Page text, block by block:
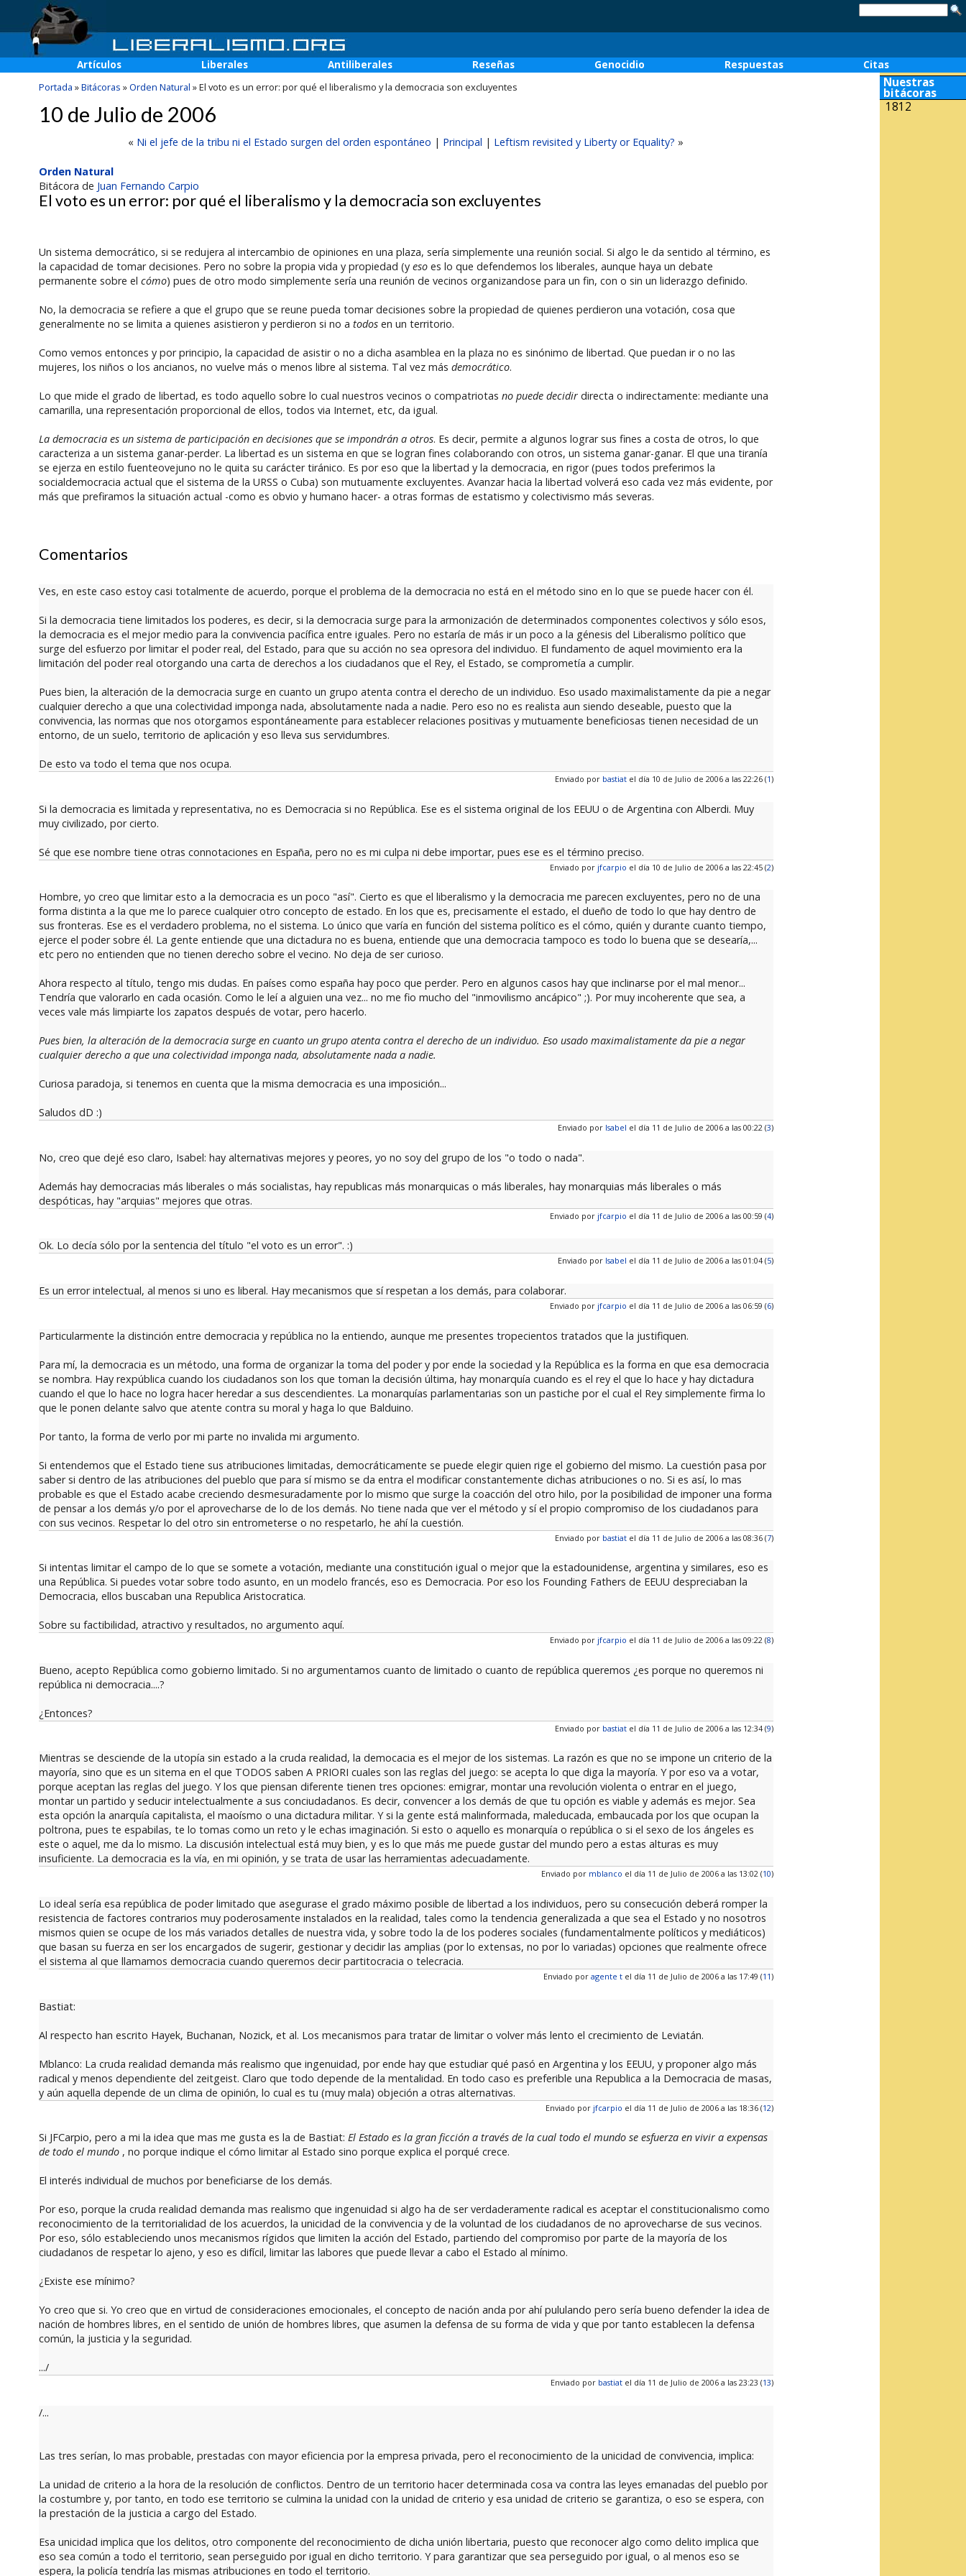
Artículos Liberales Antiliberales Reseñas Genocidio Respuestas
Citas
Portada »Bitácoras »Orden Natural »El voto es un error: por qué el liberalismo y la democracia son excluyentes
10 de Julio de 2006
« Ni el jefe de la tribu ni el Estado surgen del orden espontáneo | Principal | Leftism revisited y Liberty or Equality? »
Orden Natural
Bitácora de Juan Fernando Carpio
El voto es un error: por qué el liberalismo y la democracia son excluyentes
Un sistema democrático, si se redujera al intercambio de opiniones en una plaza, sería simplemente una reunión social. Si algo le da sentido al término, es
la capacidad de tomar decisiones. Pero no sobre la propia vida y propiedad (y esoes lo que defendemos los liberales, aunque haya un debate
permanente sobre el cómo) pues de otro modo simplemente sería una reunión de vecinos organizandose para un fin, con o sin un liderazgo definido.
No, la democracia se refiere a que el grupo que se reune pueda tomar decisiones sobre la propiedad de quienes perdieron una votación, cosa que
generalmente no se limita a quienes asistieron y perdieron si no a todosen un territorio.
Como vemos entonces y por principio, la capacidad de asistir o no a dicha asamblea en la plaza no es sinónimo de libertad. Que puedan ir o no las
mujeres, los niños o los ancianos, no vuelve más o menos libre al sistema. Tal vez más democrático.
Lo que mide el grado de libertad, es todo aquello sobre lo cual nuestros vecinos o compatriotas no puede decidirdirecta o indirectamente: mediante una
camarilla, una representación proporcional de ellos, todos via Internet, etc, da igual.
La democracia es un sistema de participación en decisiones que se impondrán a otros. Es decir, permite a algunos lograr sus fines a costa de otros, lo que
caracteriza a un sistema ganar-perder. La libertad es un sistema en que se logran fines colaborando con otros, un sistema ganar-ganar. El que una tiranía
se ejerza en estilo fuenteovejuno no le quita su carácter tiránico. Es por eso que la libertad y la democracia, en rigor (pues todos preferimos la
socialdemocracia actual que el sistema de la URSS o Cuba) son mutuamente excluyentes. Avanzar hacia la libertad volverá eso cada vez más evidente, por
más que prefiramos la situación actual -como es obvio y humano hacer- a otras formas de estatismo y colectivismo más severas.
Comentarios
Ves, en este caso estoy casi totalmente de acuerdo, porque el problema de la democracia no está en el método sino en lo que se puede hacer con él.
Si la democracia tiene limitados los poderes, es decir, si la democracia surge para la armonización de determinados componentes colectivos y sólo esos,
la democracia es el mejor medio para la convivencia pacífica entre iguales. Pero no estaría de más ir un poco a la génesis del Liberalismo político que
surge del esfuerzo por limitar el poder real, del Estado, para que su acción no sea opresora del individuo. El fundamento de aquel movimiento era la
limitación del poder real otorgando una carta de derechos a los ciudadanos que el Rey, el Estado, se comprometía a cumplir.
Pues bien, la alteración de la democracia surge en cuanto un grupo atenta contra el derecho de un individuo. Eso usado maximalistamente da pie a negar
cualquier derecho a que una colectividad imponga nada, absolutamente nada a nadie. Pero eso no es realista aun siendo deseable, puesto que la
convivencia, las normas que nos otorgamos espontáneamente para establecer relaciones positivas y mutuamente beneficiosas tienen necesidad de un
entorno, de un suelo, territorio de aplicación y eso lleva sus servidumbres.
De esto va todo el tema que nos ocupa.
Enviado por bastiat el día 10 de Julio de 2006 a las 22:26 (1)
Si la democracia es limitada y representativa, no es Democracia si no República. Ese es el sistema original de los EEUU o de Argentina con Alberdi. Muy
muy civilizado, por cierto.
Sé que ese nombre tiene otras connotaciones en España, pero no es mi culpa ni debe importar, pues ese es el término preciso.
Enviado por jfcarpio el día 10 de Julio de 2006 a las 22:45 (2)
Hombre, yo creo que limitar esto a la democracia es un poco "así". Cierto es que el liberalismo y la democracia me parecen excluyentes, pero no de una
forma distinta a la que me lo parece cualquier otro concepto de estado. En los que es, precisamente el estado, el dueño de todo lo que hay dentro de
sus fronteras. Ese es el verdadero problema, no el sistema. Lo único que varía en función del sistema político es el cómo, quién y durante cuanto tiempo,
ejerce el poder sobre él. La gente entiende que una dictadura no es buena, entiende que una democracia tampoco es todo lo buena que se desearía,...
etc pero no entienden que no tienen derecho sobre el vecino. No deja de ser curioso.
Ahora respecto al título, tengo mis dudas. En países como españa hay poco que perder. Pero en algunos casos hay que inclinarse por el mal menor...
Tendría que valorarlo en cada ocasión. Como le leí a alguien una vez... no me fio mucho del "inmovilismo ancápico" ;). Por muy incoherente que sea, a
veces vale más limpiarte los zapatos después de votar, pero hacerlo.
Pues bien, la alteración de la democracia surge en cuanto un grupo atenta contra el derecho de un individuo. Eso usado maximalistamente da pie a negar
cualquier derecho a que una colectividad imponga nada, absolutamente nada a nadie.
Curiosa paradoja, si tenemos en cuenta que la misma democracia es una imposición...
Saludos dD :)
Enviado por lsabel el día 11 de Julio de 2006 a las 00:22 (3)
No, creo que dejé eso claro, Isabel: hay alternativas mejores y peores, yo no soy del grupo de los "o todo o nada".
Además hay democracias más liberales o más socialistas, hay republicas más monarquicas o más liberales, hay monarquias más liberales o más
despóticas, hay "arquias" mejores que otras.
Enviado por jfcarpio el día 11 de Julio de 2006 a las 00:59 (4)
Ok. Lo decía sólo por la sentencia del título "el voto es un error". :)
Enviado por lsabel el día 11 de Julio de 2006 a las 01:04 (5)
Es un error intelectual, al menos si uno es liberal. Hay mecanismos que sí respetan a los demás, para colaborar.
Enviado por jfcarpio el día 11 de Julio de 2006 a las 06:59 (6)
Particularmente la distinción entre democracia y república no la entiendo, aunque me presentes tropecientos tratados que la justifiquen.
Para mí, la democracia es un método, una forma de organizar la toma del poder y por ende la sociedad y la República es la forma en que esa democracia
se nombra. Hay rexpública cuando los ciudadanos son los que toman la decisión última, hay monarquía cuando es el rey el que lo hace y hay dictadura
cuando el que lo hace no logra hacer heredar a sus descendientes. La monarquías parlamentarias son un pastiche por el cual el Rey simplemente firma lo
que le ponen delante salvo que atente contra su moral y haga lo que Balduino.
Por tanto, la forma de verlo por mi parte no invalida mi argumento.
Si entendemos que el Estado tiene sus atribuciones limitadas, democráticamente se puede elegir quien rige el gobierno del mismo. La cuestión pasa por
saber si dentro de las atribuciones del pueblo que para sí mismo se da entra el modificar constantemente dichas atribuciones o no. Si es así, lo mas
probable es que el Estado acabe creciendo desmesuradamente por lo mismo que surge la coacción del otro hilo, por la posibilidad de imponer una forma
de pensar a los demás y/o por el aprovecharse de lo de los demás. No tiene nada que ver el método y sí el propio compromiso de los ciudadanos para
con sus vecinos. Respetar lo del otro sin entrometerse o no respetarlo, he ahí la cuestión.
Enviado por bastiat el día 11 de Julio de 2006 a las 08:36 (7)
Si intentas limitar el campo de lo que se somete a votación, mediante una constitución igual o mejor que la estadounidense, argentina y similares, eso es
una República. Si puedes votar sobre todo asunto, en un modelo francés, eso es Democracia. Por eso los Founding Fathers de EEUU despreciaban la
Democracia, ellos buscaban una Republica Aristocratica.
Sobre su factibilidad, atractivo y resultados, no argumento aquí.
Enviado por jfcarpio el día 11 de Julio de 2006 a las 09:22 (8)
Bueno, acepto República como gobierno limitado. Si no argumentamos cuanto de limitado o cuanto de república queremos ¿es porque no queremos ni
república ni democracia....?
¿Entonces?
Enviado por bastiat el día 11 de Julio de 2006 a las 12:34 (9)
Mientras se desciende de la utopía sin estado a la cruda realidad, la democacia es el mejor de los sistemas. La razón es que no se impone un criterio de la
mayoría, sino que es un sitema en el que TODOS saben A PRIORI cuales son las reglas del juego: se acepta lo que diga la mayoría. Y por eso va a votar,
porque aceptan las reglas del juego. Y los que piensan diferente tienen tres opciones: emigrar, montar una revolución violenta o entrar en el juego,
montar un partido y seducir intelectualmente a sus conciudadanos. Es decir, convencer a los demás de que tu opción es viable y además es mejor. Sea
esta opción la anarquía capitalista, el maoísmo o una dictadura militar. Y si la gente está malinformada, maleducada, embaucada por los que ocupan la
poltrona, pues te espabilas, te lo tomas como un reto y le echas imaginación. Si esto o aquello es monarquía o república o si el sexo de los ángeles es
este o aquel, me da lo mismo. La discusión intelectual está muy bien, y es lo que más me puede gustar del mundo pero a estas alturas es muy
insuficiente. La democracia es la vía, en mi opinión, y se trata de usar las herramientas adecuadamente.
Enviado por mblanco el día 11 de Julio de 2006 a las 13:02 (10)
Lo ideal sería esa república de poder limitado que asegurase el grado máximo posible de libertad a los individuos, pero su consecución deberá romper la
resistencia de factores contrarios muy poderosamente instalados en la realidad, tales como la tendencia generalizada a que sea el Estado y no nosotros
mismos quien se ocupe de los más variados detalles de nuestra vida, y sobre todo la de los poderes sociales (fundamentalmente políticos y mediáticos)
que basan su fuerza en ser los encargados de sugerir, gestionar y decidir las amplias (por lo extensas, no por lo variadas) opciones que realmente ofrece
el sistema al que llamamos democracia cuando queremos decir partitocracia o telecracia.
Enviado poragente t el día 11 de Julio de 2006 a las 17:49 (11)
Bastiat:
Al respecto han escrito Hayek, Buchanan, Nozick, et al. Los mecanismos para tratar de limitar o volver más lento el crecimiento de Leviatán.
Mblanco: La cruda realidad demanda más realismo que ingenuidad, por ende hay que estudiar qué pasó en Argentina y los EEUU, y proponer algo más
radical y menos dependiente del zeitgeist. Claro que todo depende de la mentalidad. En todo caso es preferible una Republica a la Democracia de masas,
y aún aquella depende de un clima de opinión, lo cual es tu (muy mala) objeción a otras alternativas.
Enviado por jfcarpio el día 11 de Julio de 2006 a las 18:36 (12)
Si JFCarpio, pero a mi la idea que mas me gusta es la de Bastiat: El Estado es la gran ficción a través de la cual todo el mundo se esfuerza en vivir a expensas
de todo el mundo , no porque indique el cómo limitar al Estado sino porque explica el porqué crece.
El interés individual de muchos por beneficiarse de los demás.
Por eso, porque la cruda realidad demanda mas realismo que ingenuidad si algo ha de ser verdaderamente radical es aceptar el constitucionalismo como
reconocimiento de la territorialidad de los acuerdos, la unicidad de la convivencia y de la voluntad de los ciudadanos de no aprovecharse de sus vecinos.
Por eso, sólo estableciendo unos mecanismos rígidos que limiten la acción del Estado, partiendo del compromiso por parte de la mayoría de los
ciudadanos de respetar lo ajeno, y eso es difícil, limitar las labores que puede llevar a cabo el Estado al mínimo.
¿Existe ese mínimo?
Yo creo que si. Yo creo que en virtud de consideraciones emocionales, el concepto de nación anda por ahí pululando pero sería bueno defender la idea de
nación de hombres libres, en el sentido de unión de hombres libres, que asumen la defensa de su forma de vida y que por tanto establecen la defensa
común, la justicia y la seguridad.
.../
Enviado por bastiat el día 11 de Julio de 2006 a las 23:23 (13)
/...
Las tres serían, lo mas probable, prestadas con mayor eficiencia por la empresa privada, pero el reconocimiento de la unicidad de convivencia, implica:
La unidad de criterio a la hora de la resolución de conflictos. Dentro de un territorio hacer determinada cosa va contra las leyes emanadas del pueblo por
la costumbre y, por tanto, en todo ese territorio se culmina la unidad con la unidad de criterio y esa unidad de criterio se garantiza, o eso se espera, con
la prestación de la justicia a cargo del Estado.
Esa unicidad implica que los delitos, otro componente del reconocimiento de dicha unión libertaria, puesto que reconocer algo como delito implica que
eso sea común a todo el territorio, sean perseguido por igual en dicho territorio. Y para garantizar que sea perseguido por igual, o al menos eso se
espera, la policía tendría las mismas atribuciones en todo el territorio.
Nuestras
bitácoras
1812